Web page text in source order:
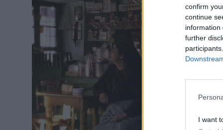
confirm
continue
information
further
I want